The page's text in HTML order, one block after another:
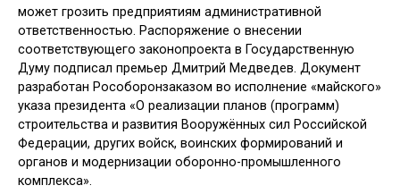
может грозить предприятиям административной
ответственностью. Распоряжение о внесении
соответствующего законопроекта в Государственную
Думу подписал премьер Дмитрий Медведев. Документ
разработан Рособоронзаказом во исполнение «майского»
указа президента «О реализации планов (программ)
строительства и развития Вооружённых сил Российской
Федерации, других войск, воинских формирований и
органов и модернизации оборонно-промышленного
комплекса».